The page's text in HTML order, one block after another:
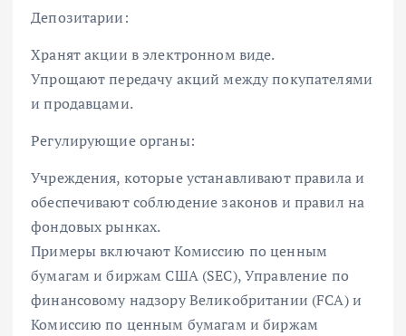
Депозитарии:
Хранят акции в электронном виде.
Упрощают передачу акций между покупателями
и продавцами.
Регулирующие органы:
Учреждения, которые устанавливают правила и
обеспечивают соблюдение законов и правил на
фондовых рынках.
Примеры включают Комиссию по ценным
бумагам и биржам США (SEC), Управление по
финансовому надзору Великобритании (FCA) и
Комиссию по ценным бумагам и биржам